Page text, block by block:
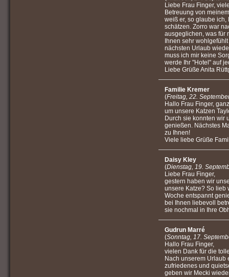
Liebe Frau Finger,
Betreuung von
weiß er, so glaube
schätzen. Zorro war
ausgeglichen, was für
Ihnen sehr
nächsten Urlaub
muss ich mir keine
werde Ihr "Hotel" auf
Liebe Grüße Anita
Familie Kremer
(Freitag, 22.
Hallo Frau Finger,
um unsere Katzen
Durch sie konnten wir
genießen. Nächstes
zu Ihnen!
Viele liebe Grüße
Daisy Kley
(Dienstag, 19.
Liebe Frau Finger,
gestern haben wir
unsere Katze? So lieb
Woche entspannt
bei Ihnen liebevoll
sie nochmal in Ihre
Gudrun Marré
(Sonntag, 17.
Hallo Frau Finger,
vielen Dank für die
Nach unserem Urlaub
zufriedenes und
geben wir Mecki